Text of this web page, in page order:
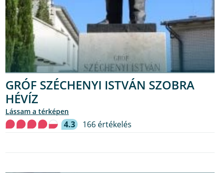
GRÓF SZÉCHENYI ISTVÁN SZOBRA
HÉVÍZ
lássam a térképen
4.3 166 értékelés